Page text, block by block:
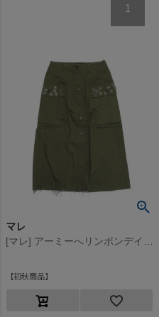
1
マレ
初秋商品